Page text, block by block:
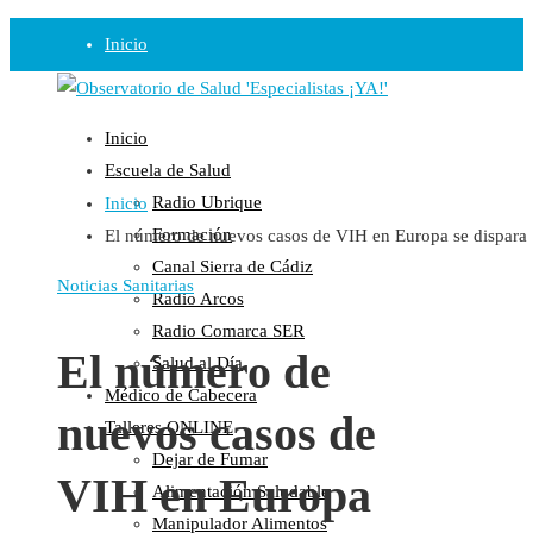
Inicio
Observatorio
Opinión
Radio
Guadalinfo Salud
Radio Guadalete
COPE Pontevedra
Salud en Radio Ubrique
Salud en Verano
Plataforma
Manifiestos
Comunicados
En nuestra Web
Inicio
Escuela de Salud
Radio Ubrique
Formación
Canal Sierra de Cádiz
Radio Arcos
Radio Comarca SER
Salud al Día
Médico de Cabecera
Talleres ONLINE
Dejar de Fumar
Alimentación Saludable
Manipulador Alimentos
Inicio
El número de nuevos casos de VIH en Europa se dispara
Noticias Sanitarias
El número de
nuevos casos de
VIH en Europa